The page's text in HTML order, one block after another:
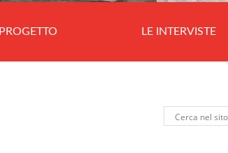
PROGETTO LE INTERVISTE